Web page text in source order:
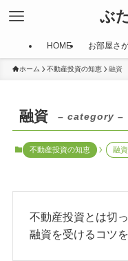
ぶ
HOME お部屋さ
ホーム 不動産投資の知恵 融資
融資 – category –
不動産投資の知恵 融資
不動産投資とは切
融資を受けるコツ